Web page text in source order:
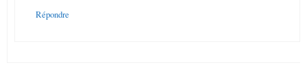
Répondre